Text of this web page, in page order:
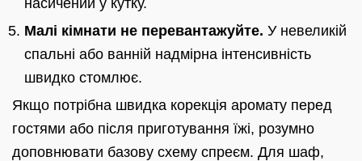
Малі кімнати не перевантажуйте. У невеликій
спальні або ванній надмірна інтенсивність
швидко стомлює.
Якщо потрібна швидка корекція аромату перед
гостями або після приготування їжі, розумно
доповнювати базову схему спреєм. Для шаф,